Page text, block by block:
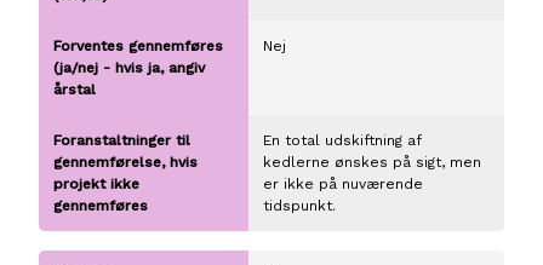
Nej
En total udskiftning af
kedlerne ønskes på sigt, men
er ikke på nuværende
tidspunkt.